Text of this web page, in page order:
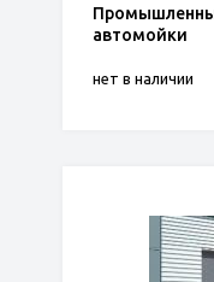
автомойки
нет в наличии